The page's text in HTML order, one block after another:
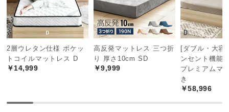
型
商
品
の
配
送
2層ウレタン仕様 ポケッ
トコイルマットレス D
￥14,999
高反発マットレス 三つ折
り 厚さ10cm SD
￥9,999
[ダブル・大容
ンセント機能
プレミアムマ
き
￥58,996